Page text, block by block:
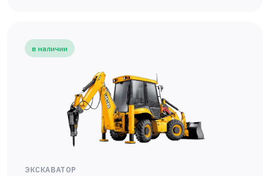
в наличии
ЭКСКАВАТОР